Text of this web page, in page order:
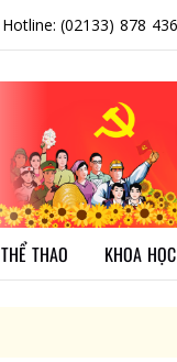
Hotline: (02133) 878 436
THỂ THAO KHOA